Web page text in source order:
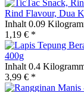
Rind Flavour, Dua
Inhalt 0.09
1,19 € *
400g
Inhalt 0.4
3,99 € *